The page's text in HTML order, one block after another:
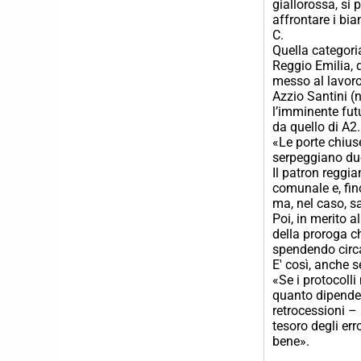
giallorossa, si
affrontare i
C.
Quella
Reggio Emilia,
messo al
Azzio Santini
l’imminente
da quello di A2.
«Le porte
serpeggiano
Il patron
comunale e,
ma, nel caso,
Poi, in merito
della proroga
spendendo
E' così, anche
«Se i protocolli
quanto
retrocessioni
tesoro degli
bene».